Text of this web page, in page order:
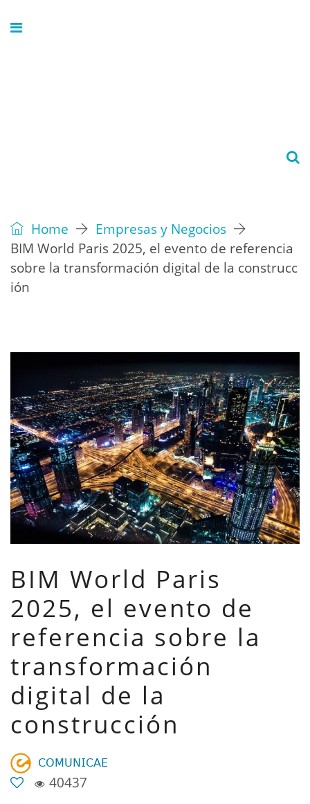
Home
Empresas y Negocios
BIM World Paris 2025, el evento de referencia
sobre la transformación digital de la construcc
ión
BIM World Paris
2025, el evento de
referencia sobre la
transformación
digital de la
construcción
𝖢𝖮𝖬𝖴𝖭𝖨𝖢𝖠𝖤
40437